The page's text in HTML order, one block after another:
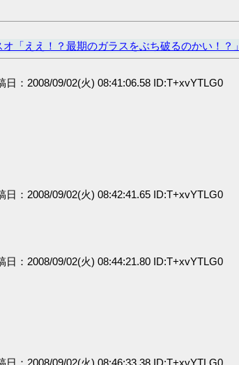
オ「ええ！？最期のガラスをぶち破るのかい！？」
日：2008/09/02(火) 08:41:06.58 ID:T+xvYTLG0
日：2008/09/02(火) 08:42:41.65 ID:T+xvYTLG0
日：2008/09/02(火) 08:44:21.80 ID:T+xvYTLG0
日：2008/09/02(火) 08:46:33.38 ID:T+xvYTLG0